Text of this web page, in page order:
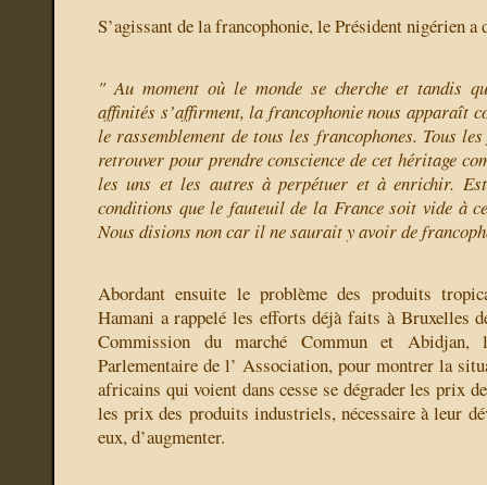
S’agissant de la francophonie, le Président nigérien a
" Au moment où le monde se cherche et tandis
affinités s’affirment, la francophonie nous apparaît
le rassemblement de tous les francophones. Tous
retrouver pour prendre conscience de cet héritage
les uns et les autres à perpétuer et à enrichir.
conditions que le fauteuil de la France soit vide à
Nous disions non car il ne saurait y avoir de
Abordant ensuite le problème des produits
Hamani a rappelé les efforts déjà faits à Bruxelles
Commission du marché Commun et Abidjan,
Parlementaire de l’ Association, pour montrer la
africains qui voient dans cesse se dégrader les prix
les prix des produits industriels, nécessaire à leur
eux, d’augmenter.